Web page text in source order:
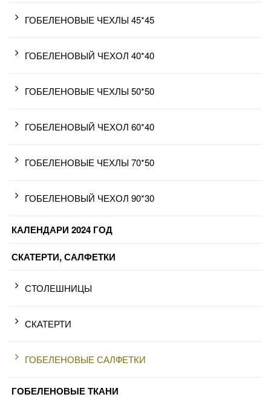
ГОБЕЛЕНОВЫЕ ЧЕХЛЫ 45*45
ГОБЕЛЕНОВЫЙ ЧЕХОЛ 40*40
ГОБЕЛЕНОВЫЕ ЧЕХЛЫ 50*50
ГОБЕЛЕНОВЫЙ ЧЕХОЛ 60*40
ГОБЕЛЕНОВЫЕ ЧЕХЛЫ 70*50
ГОБЕЛЕНОВЫЙ ЧЕХОЛ 90*30
КАЛЕНДАРИ 2024 ГОД
СКАТЕРТИ, САЛФЕТКИ
СТОЛЕШНИЦЫ
СКАТЕРТИ
ГОБЕЛЕНОВЫЕ САЛФЕТКИ
ГОБЕЛЕНОВЫЕ ТКАНИ